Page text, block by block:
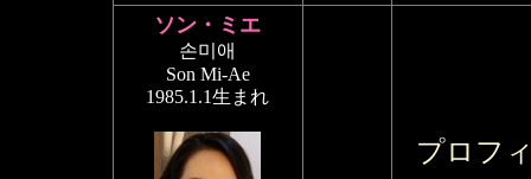
ソン・ミエ
손미애
Son Mi-Ae
1985.1.1生まれ
プロフ